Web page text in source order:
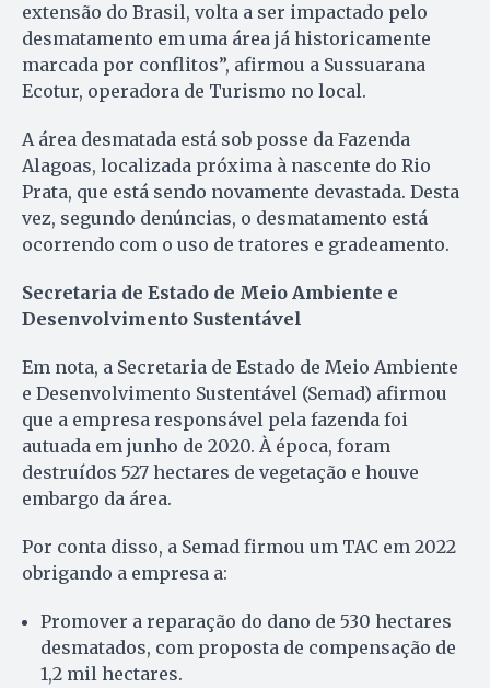
extensão do Brasil, volta a ser impactado pelo
desmatamento em uma área já historicamente
marcada por conflitos”, afirmou a Sussuarana
Ecotur, operadora de Turismo no local.
A área desmatada está sob posse da Fazenda
Alagoas, localizada próxima à nascente do Rio
Prata, que está sendo novamente devastada. Desta
vez, segundo denúncias, o desmatamento está
ocorrendo com o uso de tratores e gradeamento.
Secretaria de Estado de Meio Ambiente e
Desenvolvimento Sustentável
Em nota, a Secretaria de Estado de Meio Ambiente
e Desenvolvimento Sustentável (Semad) afirmou
que a empresa responsável pela fazenda foi
autuada em junho de 2020. À época, foram
destruídos 527 hectares de vegetação e houve
embargo da área.
Por conta disso, a Semad firmou um TAC em 2022
obrigando a empresa a:
Promover a reparação do dano de 530 hectares
desmatados, com proposta de compensação de
1,2 mil hectares.